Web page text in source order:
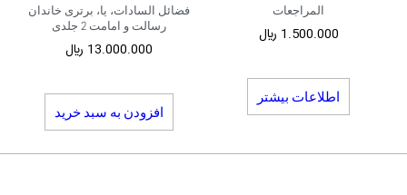
المراجعات
1.500.000 ﷼
اطلاعات بیشتر
فضائل السادات، یا، برتری خاندان
رسالت و امامت 2 جلدی
13.000.000 ﷼
افزودن به سبد خرید